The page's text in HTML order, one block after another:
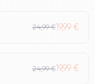
24,99 €19,99 €
24,99 €19,99 €